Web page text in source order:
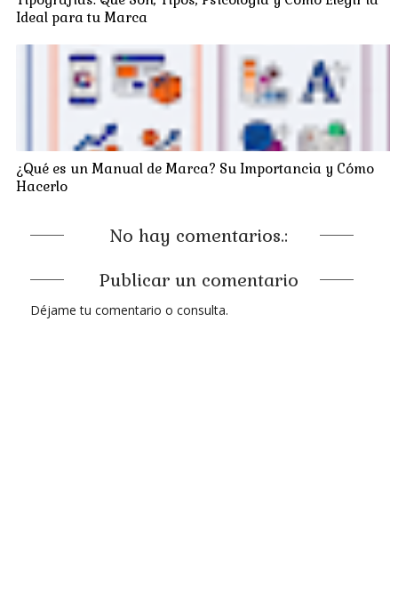
Ideal para tu Marca
¿Qué es un Manual de Marca? Su Importancia y Cómo
Hacerlo
No hay comentarios.:
Publicar un comentario
Déjame tu comentario o consulta.